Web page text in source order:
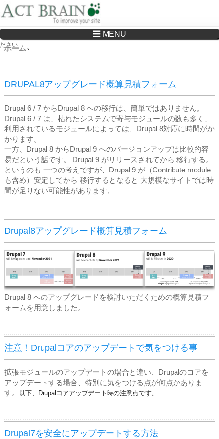
Drupalサイトの制作・保守をどこに頼んでいいか分からない方へ…まずはご相談く
ださい
☰ MENU
ホーム›
DRUPAL8アップグレード概算見積フォーム
Drupal 6 / 7 からDrupal 8 への移行は、簡単ではありません。
Drupal 6 / 7 は、枯れたシステムで寄与モジュールの数も多く、
利用されているモジュールによっては、Drupal 8対応に時間がか
かります。
​一方、Drupal 8 からDrupal 9 へのバージョンアップは比較的容
易だという話です。 Drupal 9 がリリースされてから 移行する。
というのも 一つの考えですが、Drupal 9 が（Contribute module
も含め）安定してから 移行するとなると 大規模なサイトでは時
間が足りない可能性があります。
Drupal8アップグレード概算見積フォーム
Drupal 8 へのアップグレードを検討いただくための概算見積フ
ォームを用意しました。
注意！Drupalコアのアップデートで気をつける事
拡張モジュールのアップデートの場合と違い、Drupalのコアを
アップデートする場合、特別に気をつける点が何点かありま
す。 以下、Drupalコアアップデート時の注意点です。
Drupal7を安全にアップデートする方法